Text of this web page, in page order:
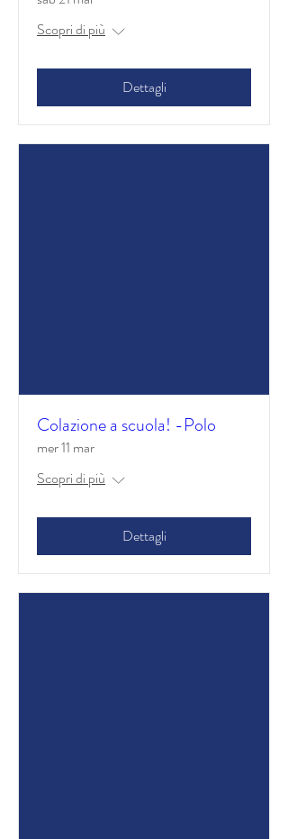
Scopri di più
Dettagli
Colazione a scuola! -Polo
mer 11 mar
Scopri di più
Dettagli